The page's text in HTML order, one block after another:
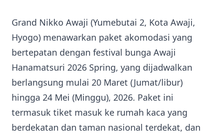
Grand Nikko Awaji (Yumebutai 2, Kota Awaji,
Hyogo) menawarkan paket akomodasi yang
bertepatan dengan festival bunga Awaji
Hanamatsuri 2026 Spring, yang dijadwalkan
berlangsung mulai 20 Maret (Jumat/libur)
hingga 24 Mei (Minggu), 2026. Paket ini
termasuk tiket masuk ke rumah kaca yang
berdekatan dan taman nasional terdekat, dan